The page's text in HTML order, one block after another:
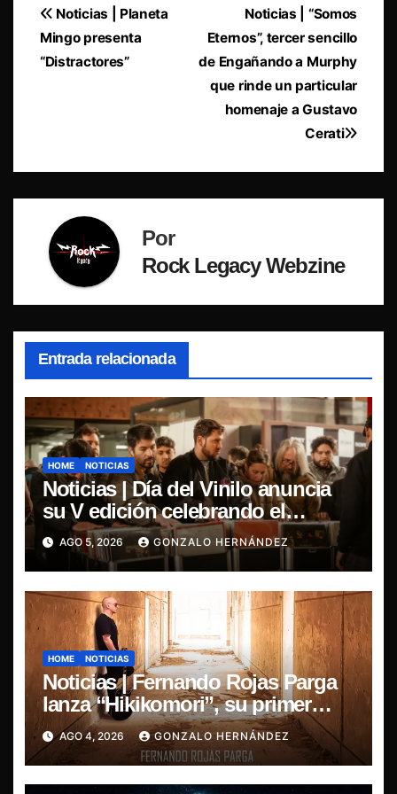
Navegación
de
Noticias | “Somos
Eternos”, tercer sencillo
de Engañando a Murphy
que rinde un particular
homenaje a Gustavo
Cerati
Noticias | Planeta
Mingo presenta
“Distractores”
Por
Rock Legacy Webzine
Entrada relacionada
HOME NOTICIAS
Noticias | Día del Vinilo anuncia
su V edición celebrando el
regreso del 7″ fabricado en Chile
AGO 5, 2026 GONZALO HERNÁNDEZ
HOME NOTICIAS
Noticias | Fernando Rojas Parga
lanza “Hikikomori”, su primer
disco solista
AGO 4, 2026 GONZALO HERNÁNDEZ